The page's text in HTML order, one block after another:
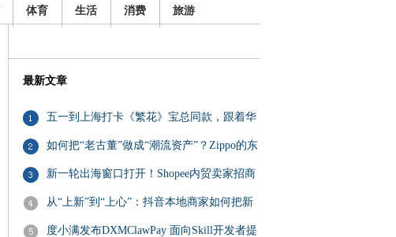
体育 生活 消费 旅游
最新文章
五一到上海打卡《繁花》宝总同款，跟着华
为花瓣地图路线自驾游
如何把“老古董”做成“潮流资产”？Zippo的东
南亚出海之路
新一轮出海窗口打开！Shopee内贸卖家招商
大会邀你入局
从“上新”到“上心”：抖音本地商家如何把新
品发布做成到店增量
度小满发布DXMClawPay 面向Skill开发者提